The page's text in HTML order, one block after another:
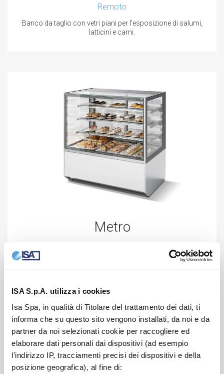
ISA S.p.A. utilizza i cookies
Isa Spa, in qualità di Titolare del trattamento dei dati, ti
informa che su questo sito vengono installati, da noi e da
partner da noi selezionati cookie per raccogliere ed
elaborare dati personali dai dispositivi (ad esempio
l’indirizzo IP, tracciamenti precisi dei dispositivi e della
posizione geografica), al fine di:
Remoto
Banco da taglio con vetri piani per l'esposizione di salumi,
latticini e carni.
Metro
Metro, ampi volumi ed estrema versatilità, disponibile nella
versione servita ST o Self service.